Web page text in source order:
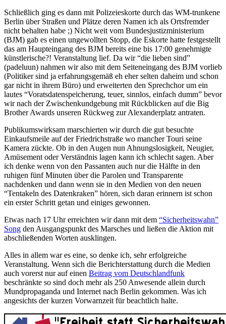
Schließlich ging es dann mit Polizeieskorte durch das WM-trunkene
Berlin über Straßen und Plätze deren Namen ich als Ortsfremder
nicht behalten habe ;) Nicht weit vom Bundesjustizministerium
(BJM) gab es einen ungewollten Stopp, die Eskorte hatte festgestellt
das am Haupteingang des BJM bereits eine bis 17:00 genehmigte
künstlerische?! Veranstaltung lief. Da wir “die lieben sind”
(padeluun) nahmen wir also mit dem Seiteneingang des BJM vorlieb
(Politiker sind ja erfahrungsgemäß eh eher selten daheim und schon
gar nicht in ihrem Büro) und erweiterten den Sprechchor um ein
lautes “Voratsdatenspeicherung, teuer, sinnlos, einfach dumm” bevor
wir nach der Zwischenkundgebung mit Rückblicken auf die Big
Brother Awards unseren Rückweg zur Alexanderplatz antraten.
Publikumswirksam marschierten wir durch die gut besuchte
Einkaufsmeile auf der Friedrichstraße wo mancher Touri seine
Kamera zückte. Ob in den Augen nun Ahnungslosigkeit, Neugier,
Amüsement oder Verständnis lagen kann ich schlecht sagen. Aber
ich denke wenn von den Passanten auch nur die Hälfte in den
ruhigen fünf Minuten über die Parolen und Transparente
nachdenken und dann wenn sie in den Medien von den neuen
“Tentakeln des Datenkraken” hören, sich daran erinnern ist schon
ein erster Schritt getan und einiges gewonnen.
Etwas nach 17 Uhr erreichten wir dann mit dem “Sicherheitswahn”
Song den Ausgangspunkt des Marsches und ließen die Aktion mit
abschließenden Worten ausklingen.
Alles in allem war es eine, so denke ich, sehr erfolgreiche
Veranstaltung. Wenn sich die Berichterstattung durch die Medien
auch vorerst nur auf einen Beitrag vom Deutschlandfunk
beschränkte so sind doch mehr als 250 Anwesende allein durch
Mundpropaganda und Internet nach Berlin gekommen. Was ich
angesichts der kurzen Vorwarnzeit für beachtlich halte.